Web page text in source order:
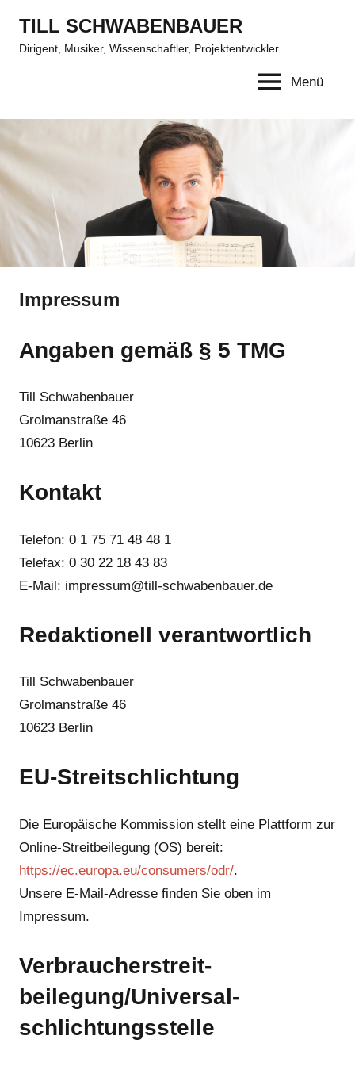
Inhalt
springen
TILL SCHWABENBAUER
Dirigent, Musiker, Wissenschaftler, Projektentwickler
Menü
Impressum
Angaben gemäß § 5 TMG
Till Schwabenbauer
Grolmanstraße 46
10623 Berlin
Kontakt
Telefon: 0 1 75 71 48 48 1
Telefax: 0 30 22 18 43 83
E-Mail: impressum@till-schwabenbauer.de
Redaktionell verantwortlich
Till Schwabenbauer
Grolmanstraße 46
10623 Berlin
EU-Streitschlichtung
Die Europäische Kommission stellt eine Plattform zur
Online-Streitbeilegung (OS) bereit:
https://ec.europa.eu/consumers/odr/.
Unsere E-Mail-Adresse finden Sie oben im
Impressum.
Verbraucher­streit­
beilegung/Universal­
schlichtungs­stelle